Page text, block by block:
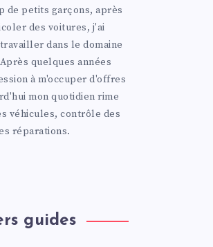
de petits garçons, après
des voitures, j'ai
dans le domaine
quelques années
à m'occuper d'offres
mon quotidien rime
véhicules, contrôle des
réparations.
guides